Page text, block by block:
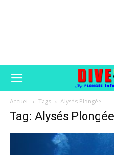
Accueil Tags Alysés Plongée
Tag: Alysés Plongée